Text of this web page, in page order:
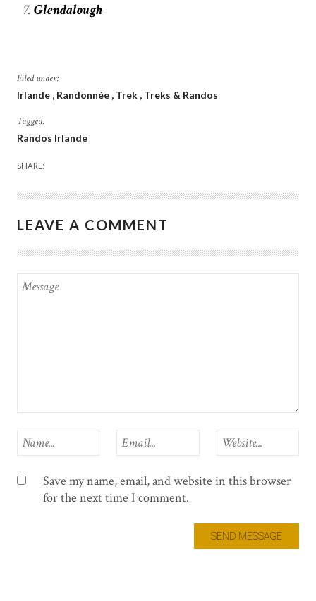
Glendalough
Filed under:
Irlande Randonnée Trek Treks & Randos
Tagged:
Randos Irlande
SHARE:
LEAVE A COMMENT
Save my name, email, and website in this browser
for the next time I comment.